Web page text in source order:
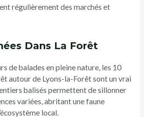
régulièrement des marchés et
Dans La Forêt
de balades en pleine nature, les 10
autour de Lyons-la-Forêt sont un vrai
balisés permettent de sillonner
variées, abritant une faune
local.